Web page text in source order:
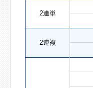
2連単
2連複